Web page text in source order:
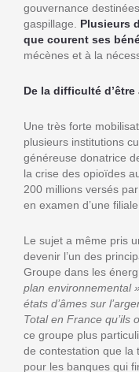
gouvernance
gaspillage. Plusieurs
que courent ses
mécènes et à la
De la difficulté
Une très forte
plusieurs institutions
généreuse donatrice
la crise des opioïdes
200 millions versés
en examen d’une
Le sujet a même pris
devenir l’un des
Groupe dans les
plan environnemental ».
états d’âmes sur
Total en France qu’ils
ce groupe plus
de contestation que la
pour les banques qui